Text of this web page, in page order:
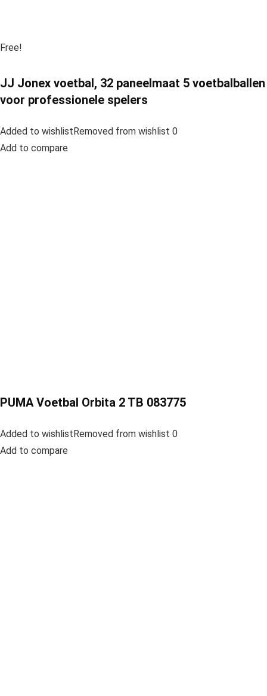
Free!
JJ Jonex voetbal, 32 paneelmaat 5 voetbalballen
voor professionele spelers
Added to wishlistRemoved from wishlist 0
Add to compare
PUMA Voetbal Orbita 2 TB 083775
Added to wishlistRemoved from wishlist 0
Add to compare